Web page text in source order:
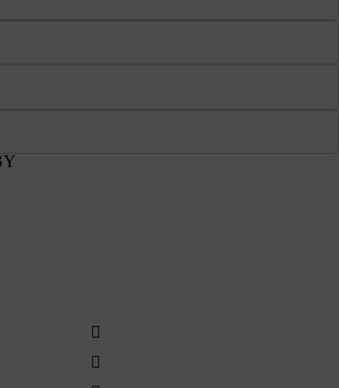
2016/679, de 27 de abril de 2016 solicitamos su
privacidad.